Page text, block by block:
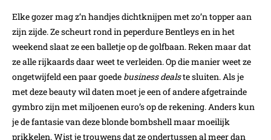
Elke gozer mag z’n handjes dichtknijpen met zo’n topper aan
zijn zijde. Ze scheurt rond in peperdure Bentleys en in het
weekend slaat ze een balletje op de golfbaan. Reken maar dat
ze alle rijkaards daar weet te verleiden. Op die manier weet ze
ongetwijfeld een paar goede business dealste sluiten. Als je
met deze beauty wil daten moet je een of andere afgetrainde
gymbro zijn met miljoenen euro’s op de rekening. Anders kun
je de fantasie van deze blonde bombshell maar moeilijk
prikkelen. Wist je trouwens dat ze ondertussen al meer dan